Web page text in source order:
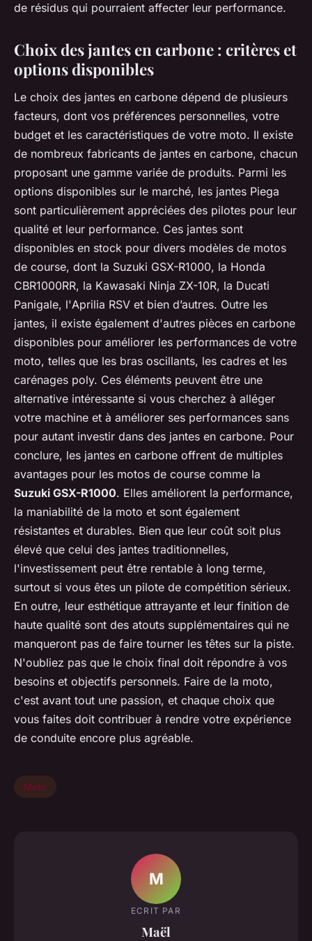
de résidus qui pourraient affecter leur performance.
Choix des jantes en carbone : critères et
options disponibles
Le choix des jantes en carbone dépend de plusieurs
facteurs, dont vos préférences personnelles, votre
budget et les caractéristiques de votre moto. Il existe
de nombreux fabricants de jantes en carbone, chacun
proposant une gamme variée de produits. Parmi les
options disponibles sur le marché, les jantes Piega
sont particulièrement appréciées des pilotes pour leur
qualité et leur performance. Ces jantes sont
disponibles en stock pour divers modèles de motos
de course, dont la Suzuki GSX-R1000, la Honda
CBR1000RR, la Kawasaki Ninja ZX-10R, la Ducati
Panigale, l'Aprilia RSV et bien d’autres. Outre les
jantes, il existe également d'autres pièces en carbone
disponibles pour améliorer les performances de votre
moto, telles que les bras oscillants, les cadres et les
carénages poly. Ces éléments peuvent être une
alternative intéressante si vous cherchez à alléger
votre machine et à améliorer ses performances sans
pour autant investir dans des jantes en carbone. Pour
conclure, les jantes en carbone offrent de multiples
avantages pour les motos de course comme la
Suzuki GSX-R1000. Elles améliorent la performance,
la maniabilité de la moto et sont également
résistantes et durables. Bien que leur coût soit plus
élevé que celui des jantes traditionnelles,
l'investissement peut être rentable à long terme,
surtout si vous êtes un pilote de compétition sérieux.
En outre, leur esthétique attrayante et leur finition de
haute qualité sont des atouts supplémentaires qui ne
manqueront pas de faire tourner les têtes sur la piste.
N'oubliez pas que le choix final doit répondre à vos
besoins et objectifs personnels. Faire de la moto,
c'est avant tout une passion, et chaque choix que
vous faites doit contribuer à rendre votre expérience
de conduite encore plus agréable.
Moto
M
ECRIT PAR
Maël